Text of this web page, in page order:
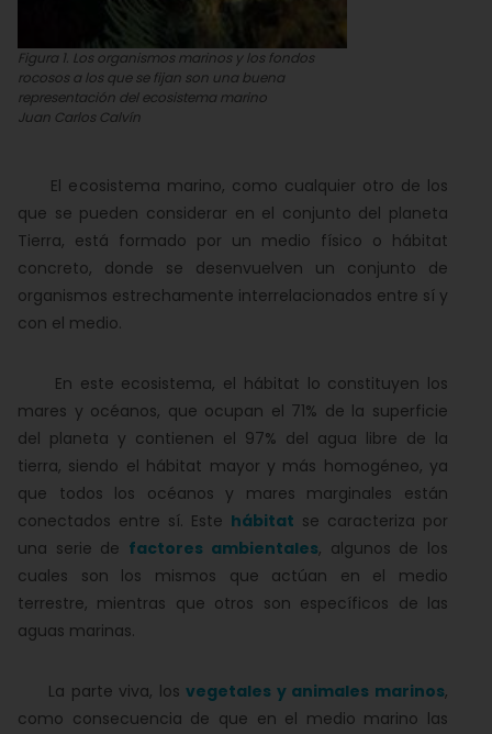
Figura 1. Los organismos marinos y los fondos
rocosos a los que se fijan son una buena
representación del ecosistema marino
Juan Carlos Calvín
El ecosistema marino, como cualquier otro de los
que se pueden considerar en el conjunto del planeta
Tierra, está formado por un medio físico o hábitat
concreto, donde se desenvuelven un conjunto de
organismos estrechamente interrelacionados entre sí y
con el medio.
En este ecosistema, el hábitat lo constituyen los
mares y océanos, que ocupan el 71% de la superficie
del planeta y contienen el 97% del agua libre de la
tierra, siendo el hábitat mayor y más homogéneo, ya
que todos los océanos y mares marginales están
conectados entre sí. Este hábitat se caracteriza por
una serie de factores ambientales, algunos de los
cuales son los mismos que actúan en el medio
terrestre, mientras que otros son específicos de las
aguas marinas.
La parte viva, losvegetales y animales marinos,
como consecuencia de que en el medio marino las